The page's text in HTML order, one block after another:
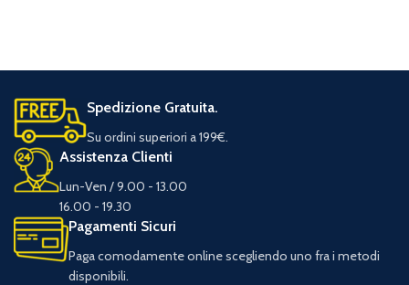
Spedizione Gratuita.
Su ordini superiori a 199€.
Assistenza Clienti
Lun-Ven / 9.00 - 13.00
16.00 - 19.30
Pagamenti Sicuri
Paga comodamente online scegliendo uno fra i metodi
disponibili.